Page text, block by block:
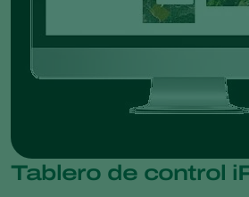
Tablero de control